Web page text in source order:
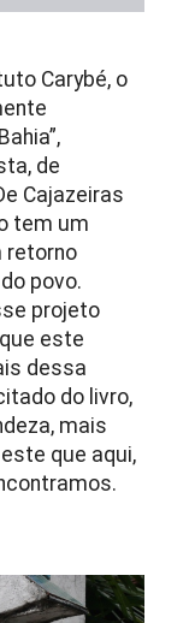
Carybé, o
de
Cajazeiras
tem um
retorno
povo.
projeto
este
dessa
do livro,
mais
que aqui,